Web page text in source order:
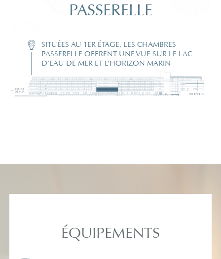
PASSERELLE
SITUÉES AU 1ER ÉTAGE, LES CHAMBRES
PASSERELLE OFFRENT UNE VUE SUR LE LAC
D’EAU DE MER ET L’HORIZON MARIN
ÉQUIPEMENTS